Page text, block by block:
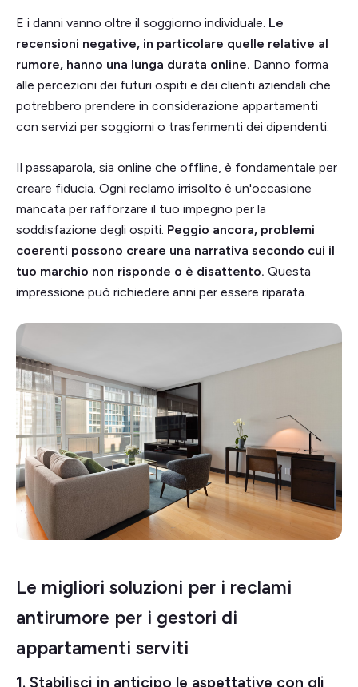
E i danni vanno oltre il soggiorno individuale. Le
recensioni negative, in particolare quelle relative al
rumore, hanno una lunga durata online. Danno forma
alle percezioni dei futuri ospiti e dei clienti aziendali che
potrebbero prendere in considerazione appartamenti
con servizi per soggiorni o trasferimenti dei dipendenti.
Il passaparola, sia online che offline, è fondamentale per
creare fiducia. Ogni reclamo irrisolto è un'occasione
mancata per rafforzare il tuo impegno per la
soddisfazione degli ospiti. Peggio ancora, problemi
coerenti possono creare una narrativa secondo cui il
tuo marchio non risponde o è disattento. Questa
impressione può richiedere anni per essere riparata.
Le migliori soluzioni per i reclami
antirumore per i gestori di
appartamenti serviti
1. Stabilisci in anticipo le aspettative con gli